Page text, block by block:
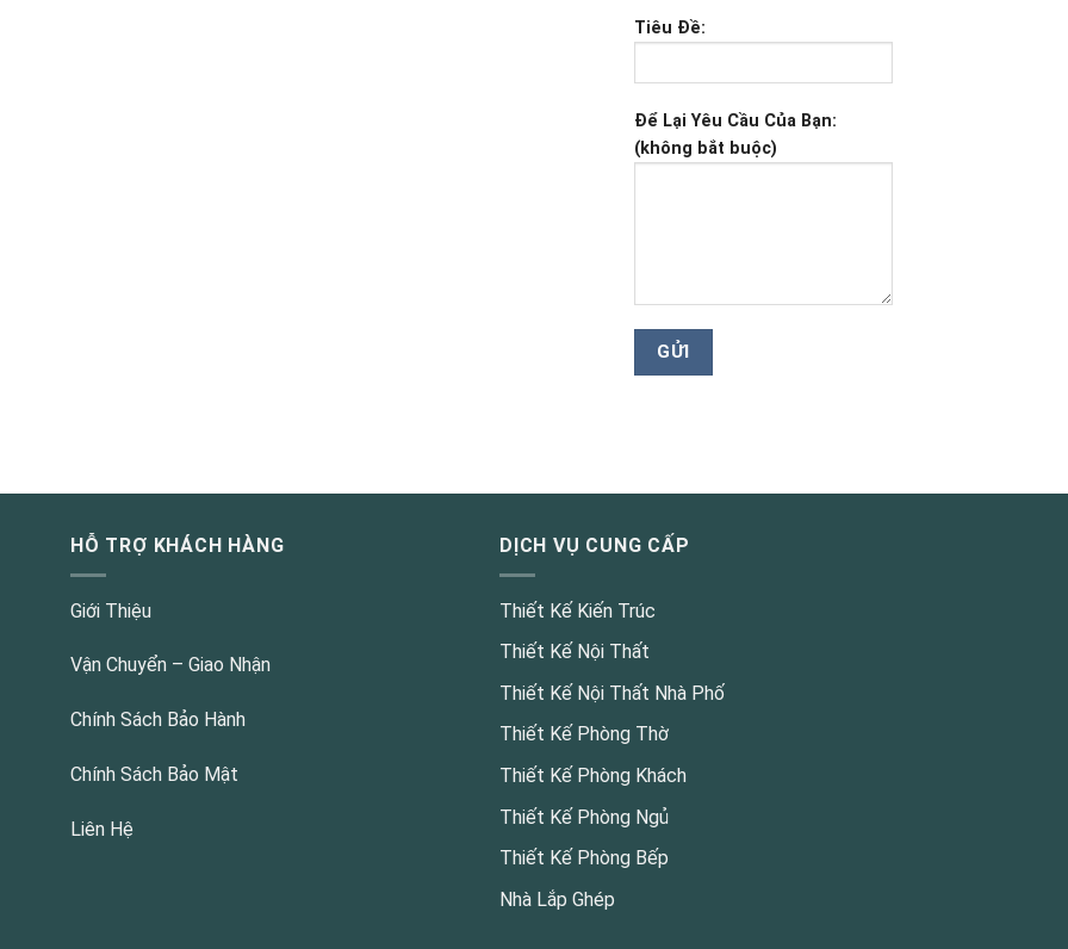
Tiêu Đề:
Để Lại Yêu Cầu Của Bạn:
(không bắt buộc)
HỖ TRỢ KHÁCH HÀNG
Giới Thiệu
Vận Chuyển – Giao Nhận
Chính Sách Bảo Hành
Chính Sách Bảo Mật
Liên Hệ
DỊCH VỤ CUNG CẤP
Thiết Kế Kiến Trúc
Thiết Kế Nội Thất
Thiết Kế Nội Thất Nhà Phố
Thiết Kế Phòng Thờ
Thiết Kế Phòng Khách
Thiết Kế Phòng Ngủ
Thiết Kế Phòng Bếp
Nhà Lắp Ghép